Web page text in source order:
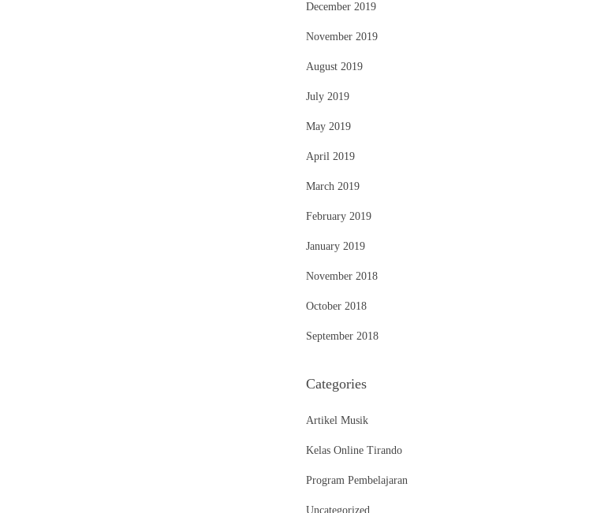
December 2019
November 2019
August 2019
July 2019
May 2019
April 2019
March 2019
February 2019
January 2019
November 2018
October 2018
September 2018
Categories
Artikel Musik
Kelas Online Tirando
Program Pembelajaran
Uncategorized